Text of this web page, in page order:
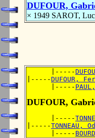
DUFOUR,
× 1949 SAROT,
      |-----
|-----DUFOUR,
      |-----
DUFOUR,
      |-----
|-----TONNEAU,
      |-----